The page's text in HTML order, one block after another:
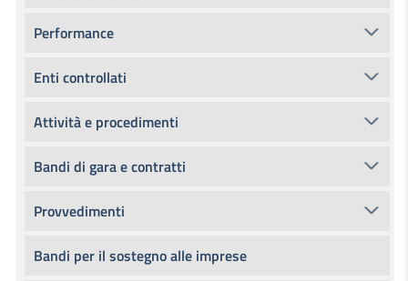
Performance
Enti controllati
Attività e procedimenti
Bandi di gara e contratti
Provvedimenti
Bandi per il sostegno alle imprese